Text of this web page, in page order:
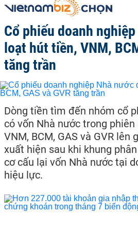
Cổ phiếu doanh
loạt hút tiền, VNM,
tăng trần
Dòng tiền tìm đến nhóm cổ
có vốn Nhà nước trong
VNM, BCM, GAS và GVR lên
xuất hiện sau khi khung
cơ cấu lại vốn Nhà nước tại
hiệu lực.